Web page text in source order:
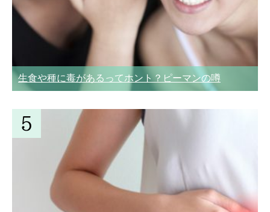
生食や種に毒があるってホント？ピーマンの噂